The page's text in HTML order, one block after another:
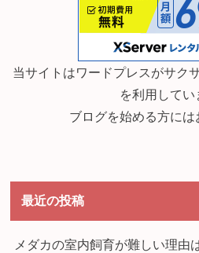
当サイトはワードプレスがサク
を利用してい
ブログを始める方には
最近の投稿
メダカの室内飼育が難しい理由